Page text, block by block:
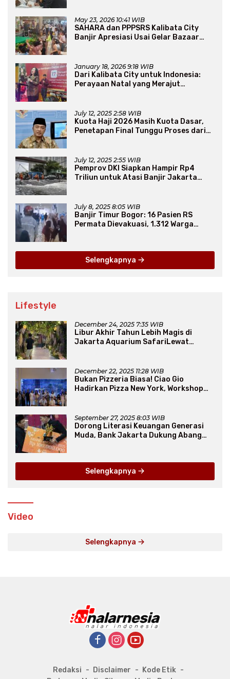
May 23, 2026 10:41 WIB
SAHARA dan PPPSRS Kalibata City
Banjir Apresiasi Usai Gelar Bazaar
January 18, 2026 9:18 WIB
Dari Kalibata City untuk Indonesia:
Perayaan Natal yang Merajut
July 12, 2025 2:58 WIB
Kuota Haji 2026 Masih Kuota Dasar,
Penetapan Final Tunggu Proses dari
July 12, 2025 2:55 WIB
Pemprov DKI Siapkan Hampir Rp4
Triliun untuk Atasi Banjir Jakarta
July 8, 2025 8:05 WIB
Banjir Timur Bogor: 16 Pasien RS
Permata Dievakuasi, 1.312 Warga
Selengkapnya
Lifestyle
December 24, 2025 7:35 WIB
Libur Akhir Tahun Lebih Magis di
Jakarta Aquarium SafariLewat
December 22, 2025 11:28 WIB
Bukan Pizzeria Biasa! Ciao Gio
Hadirkan Pizza New York, Workshop
September 27, 2025 8:03 WIB
Dorong Literasi Keuangan Generasi
Muda, Bank Jakarta Dukung Abang
Selengkapnya
Video
Selengkapnya
Redaksi Disclaimer
Kode Etik